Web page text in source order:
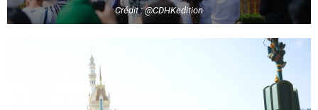
Crédit : @CDHKedition